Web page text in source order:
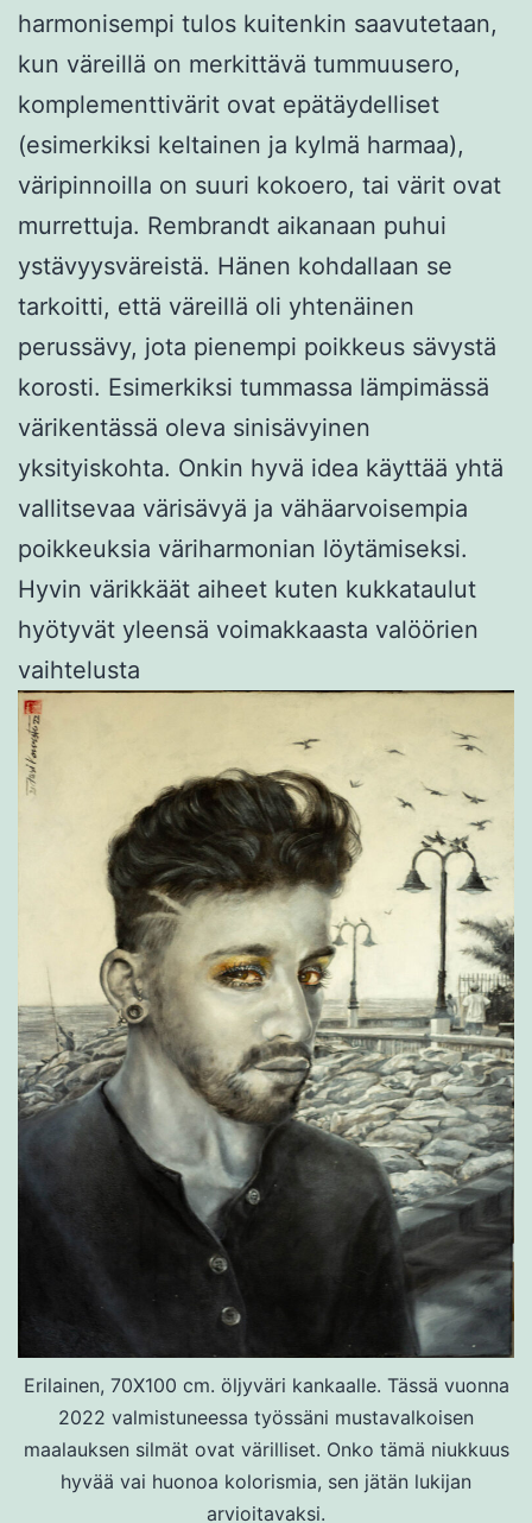
harmonisempi tulos kuitenkin saavutetaan,
kun väreillä on merkittävä tummuusero,
komplementtivärit ovat epätäydelliset
(esimerkiksi keltainen ja kylmä harmaa),
väripinnoilla on suuri kokoero, tai värit ovat
murrettuja. Rembrandt aikanaan puhui
ystävyysväreistä. Hänen kohdallaan se
tarkoitti, että väreillä oli yhtenäinen
perussävy, jota pienempi poikkeus sävystä
korosti. Esimerkiksi tummassa lämpimässä
värikentässä oleva sinisävyinen
yksityiskohta. Onkin hyvä idea käyttää yhtä
vallitsevaa värisävyä ja vähäarvoisempia
poikkeuksia väriharmonian löytämiseksi.
Hyvin värikkäät aiheet kuten kukkataulut
hyötyvät yleensä voimakkaasta valöörien
vaihtelusta
Erilainen, 70X100 cm. öljyväri kankaalle. Tässä vuonna
2022 valmistuneessa työssäni mustavalkoisen
maalauksen silmät ovat värilliset. Onko tämä niukkuus
hyvää vai huonoa kolorismia, sen jätän lukijan
arvioitavaksi.